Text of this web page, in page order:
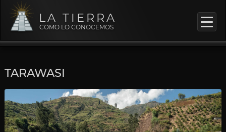
LA TIERRA
COMO LO CONOCEMOS
TARAWASI